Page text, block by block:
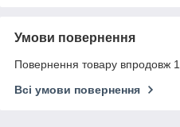
Умови повернення
Повернення товару впродовж
Всі умови повернення